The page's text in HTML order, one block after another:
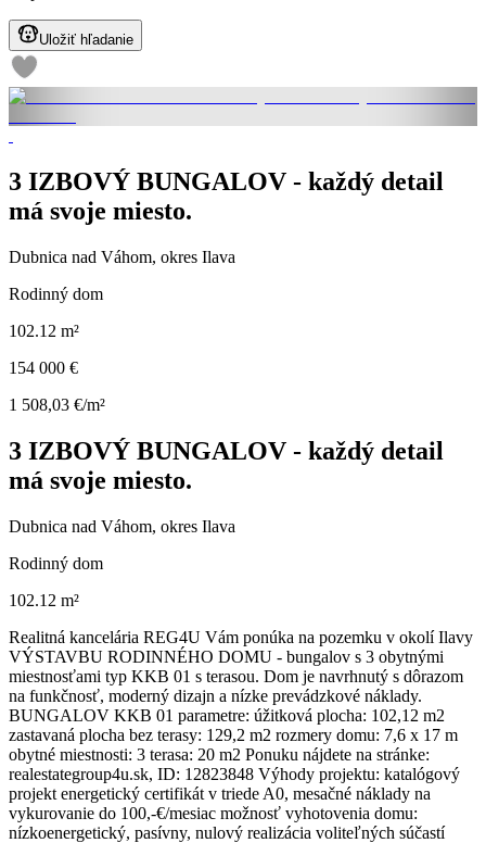
Uložiť hľadanie
3 IZBOVÝ BUNGALOV - každý detail
má svoje miesto.
Dubnica nad Váhom, okres Ilava
Rodinný dom
102.12 m²
154 000 €
1 508,03 €/m²
3 IZBOVÝ BUNGALOV - každý detail
má svoje miesto.
Dubnica nad Váhom, okres Ilava
Rodinný dom
102.12 m²
Realitná kancelária REG4U Vám ponúka na pozemku v okolí Ilavy
VÝSTAVBU RODINNÉHO DOMU - bungalov s 3 obytnými
miestnosťami typ KKB 01 s terasou. Dom je navrhnutý s dôrazom
na funkčnosť, moderný dizajn a nízke prevádzkové náklady.
BUNGALOV KKB 01 parametre: úžitková plocha: 102,12 m2
zastavaná plocha bez terasy: 129,2 m2 rozmery domu: 7,6 x 17 m
obytné miestnosti: 3 terasa: 20 m2 Ponuku nájdete na stránke:
realestategroup4u.sk, ID: 12823848 Výhody projektu: katalógový
projekt energetický certifikát v triede A0, mesačné náklady na
vykurovanie do 100,-€/mesiac možnosť vyhotovenia domu:
nízkoenergetický, pasívny, nulový realizácia voliteľných súčastí